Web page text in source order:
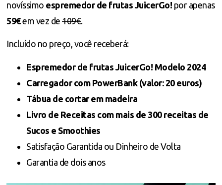
novíssimo espremedor de frutas JuicerGo! por apenas
59€em vez de 109€.
Incluído no preço, você receberá:
Espremedor de frutas JuicerGo! Modelo 2024
Carregador com PowerBank (valor: 20 euros)
Tábua de cortar em madeira
Livro de Receitas com mais de 300 receitas de
Sucos e Smoothies
Satisfação Garantida ou Dinheiro de Volta
Garantia de dois anos